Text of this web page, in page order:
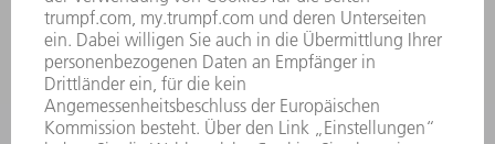
KONTAKT
After Sales
+43722160396550
Mo - Do: 08:00 -17:30 Uhr
Fr: 08:00 -16:30 Uhr